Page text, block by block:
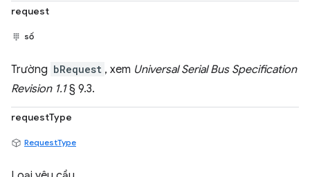
request
số
Trường bRequest , xem Universal Serial Bus Specification
Revision 1.1§ 9.3.
requestType
RequestType